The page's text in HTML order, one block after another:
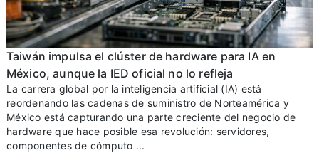
Taiwán impulsa el clúster de hardware para IA en
México, aunque la IED oficial no lo refleja
La carrera global por la inteligencia artificial (IA) está
reordenando las cadenas de suministro de Norteamérica y
México está capturando una parte creciente del negocio de
hardware que hace posible esa revolución: servidores,
componentes de cómputo ...